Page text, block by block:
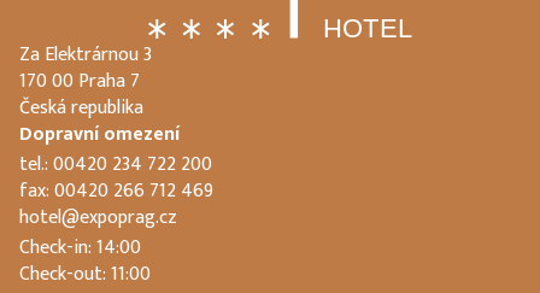
Za Elektrárnou 3
170 00 Praha 7
Česká republika
Dopravní omezení
tel.: 00420 234 722 200
fax: 00420 266 712 469
hotel@expoprag.cz
Check-in: 14:00
Check-out: 11:00